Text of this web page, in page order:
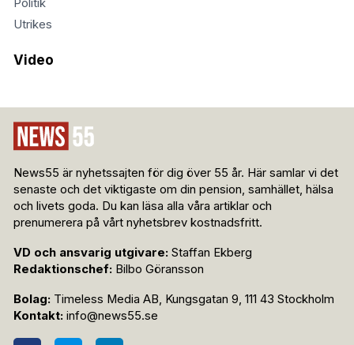
Politik
Utrikes
Video
News55 är nyhetssajten för dig över 55 år. Här samlar vi det
senaste och det viktigaste om din pension, samhället, hälsa
och livets goda. Du kan läsa alla våra artiklar och
prenumerera på vårt nyhetsbrev kostnadsfritt.
VD och ansvarig utgivare: Staffan Ekberg
Redaktionschef: Bilbo Göransson
Bolag: Timeless Media AB, Kungsgatan 9, 111 43 Stockholm
Kontakt: info@news55.se